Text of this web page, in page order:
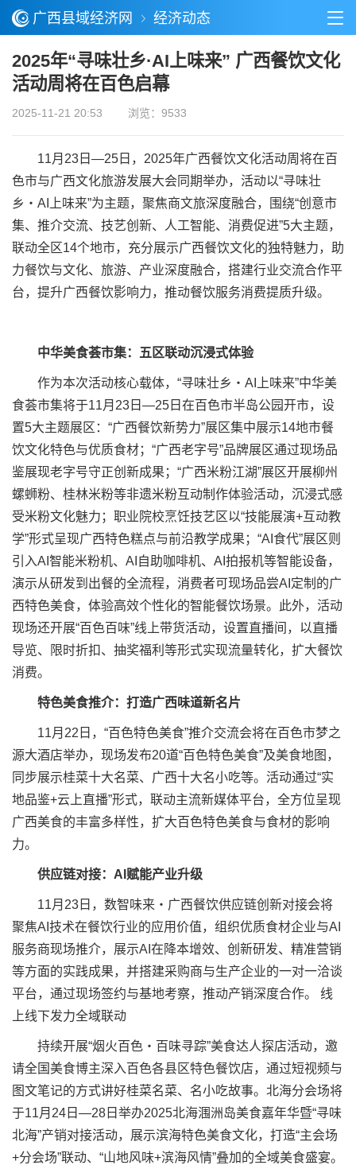
广西县域经济网 经济动态
2025年“寻味壮乡·AI上味来” 广西餐饮文化
活动周将在百色启幕
2025-11-21 20:53 浏览：9533
11月23日—25日，2025年广西餐饮文化活动周将在百
色市与广西文化旅游发展大会同期举办，活动以“寻味壮
乡・AI上味来”为主题，聚焦商文旅深度融合，围绕“创意市
集、推介交流、技艺创新、人工智能、消费促进”5大主题，
联动全区14个地市，充分展示广西餐饮文化的独特魅力，助
力餐饮与文化、旅游、产业深度融合，搭建行业交流合作平
台，提升广西餐饮影响力，推动餐饮服务消费提质升级。​
中华美食荟市集：五区联动沉浸式体验​
作为本次活动核心载体，“寻味壮乡・AI上味来”中华美
食荟市集将于11月23日—25日在百色市半岛公园开市，设
置5大主题展区：“广西餐饮新势力”展区集中展示14地市餐
饮文化特色与优质食材；“广西老字号”品牌展区通过现场品
鉴展现老字号守正创新成果；“广西米粉江湖”展区开展柳州
螺蛳粉、桂林米粉等非遗米粉互动制作体验活动，沉浸式感
受米粉文化魅力；职业院校烹饪技艺区以“技能展演+互动教
学”形式呈现广西特色糕点与前沿教学成果；“AI食代”展区则
引入AI智能米粉机、AI自助咖啡机、AI拍报机等智能设备，
演示从研发到出餐的全流程，消费者可现场品尝AI定制的广
西特色美食，体验高效个性化的智能餐饮场景。此外，活动
现场还开展“百色百味”线上带货活动，设置直播间，以直播
导览、限时折扣、抽奖福利等形式实现流量转化，扩大餐饮
消费。​
特色美食推介：打造广西味道新名片​
11月22日，“百色特色美食”推介交流会将在百色市梦之
源大酒店举办，现场发布20道“百色特色美食”及美食地图，
同步展示桂菜十大名菜、广西十大名小吃等。活动通过“实
地品鉴+云上直播”形式，联动主流新媒体平台，全方位呈现
广西美食的丰富多样性，扩大百色特色美食与食材的影响
力。
供应链对接：AI赋能产业升级​
11月23日，数智味来・广西餐饮供应链创新对接会将
聚焦AI技术在餐饮行业的应用价值，组织优质食材企业与AI
服务商现场推介，展示AI在降本增效、创新研发、精准营销
等方面的实践成果，并搭建采购商与生产企业的一对一洽谈
平台，通过现场签约与基地考察，推动产销深度合作。​ 线
上线下发力全域联动​
持续开展“烟火百色・百味寻踪”美食达人探店活动，邀
请全国美食博主深入百色各县区特色餐饮店，通过短视频与
图文笔记的方式讲好桂菜名菜、名小吃故事。北海分会场将
于11月24日—28日举办2025北海涠洲岛美食嘉年华暨“寻味
北海”产销对接活动，展示滨海特色美食文化，打造“主会场
+分会场”联动、“山地风味+滨海风情”叠加的全域美食盛宴。